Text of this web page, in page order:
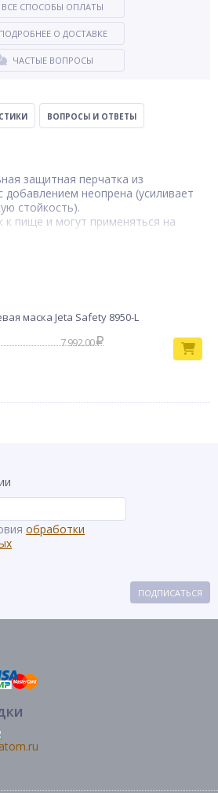
ВСЕ СПОСОБЫ ОПЛАТЫ
ПОДРОБНЕЕ О ДОСТАВКЕ
ЧАСТЫЕ ВОПРОСЫ
ВОПРОСЫ И ОТВЕТЫ
защитная перчатка из
добавлением неопрена (усиливает
стойкость).
к пище и могут применяться на
(50%), сырой нефти и
Нт, Нл)
маска Jeta Safety 8950-L
7 992.00
обработки
ПОДПИСАТЬСЯ